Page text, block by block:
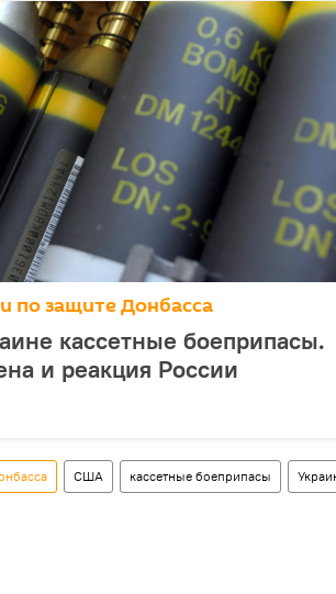
по защите Донбасса
кассетные боеприпасы.
и реакция России
США кассетные боеприпасы